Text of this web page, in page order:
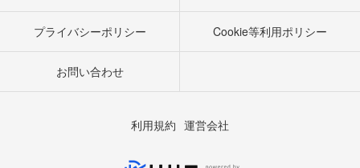
プライバシーポリシー Cookie等利用ポリシー
お問い合わせ
利用規約 運営会社